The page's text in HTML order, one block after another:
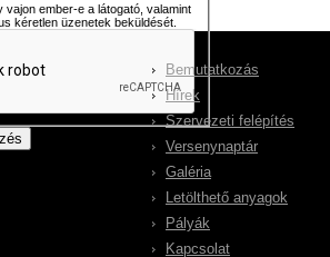
vajon ember-e a látogató, valamint
kéretlen üzenetek beküldését.
Bemutatkozás
Hírek
Szervezeti felépítés
Versenynaptár
Galéria
Letölthető anyagok
Pályák
Kapcsolat